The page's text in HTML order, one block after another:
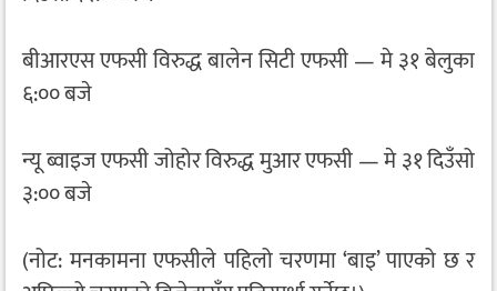
बीआरएस एफसी विरुद्ध बालेन सिटी एफसी — मे ३१ बेलुका
६:०० बजे
न्यू ब्वाइज एफसी जोहोर विरुद्ध मुआर एफसी — मे ३१ दिउँसो
३:०० बजे
(नोट: मनकामना एफसीले पहिलो चरणमा ‘बाइ’ पाएको छ र